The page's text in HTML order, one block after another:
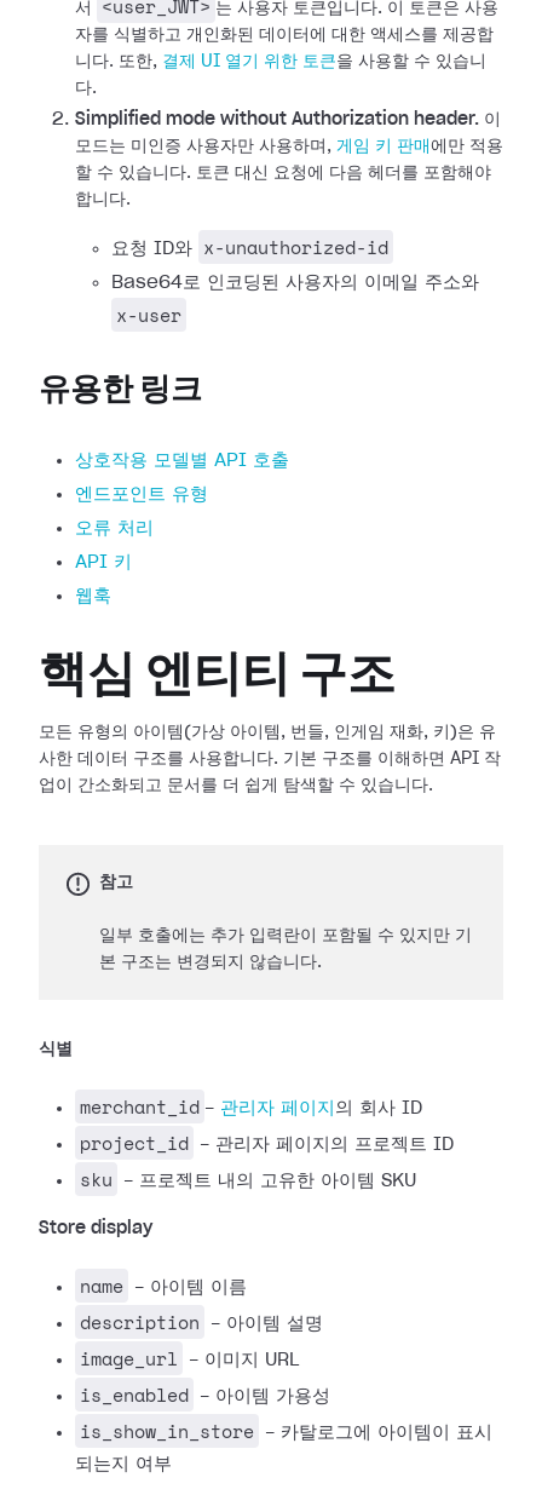
서 <user_JWT> 는 사용자 토큰입니다. 이 토큰은 사용
자를 식별하고 개인화된 데이터에 대한 액세스를 제공합
니다. 또한, 결제 UI 열기 위한 토큰을 사용할 수 있습니
다.
Simplified mode without Authorization header. 이
모드는 미인증 사용자만 사용하며, 게임 키 판매 에만 적용
할 수 있습니다. 토큰 대신 요청에 다음 헤더를 포함해야
합니다.
요청 ID와 x-unauthorized-id
Base64로 인코딩된 사용자의 이메일 주소와
x-user
유용한 링크
상호작용 모델별 API 호출
엔드포인트 유형
오류 처리
API 키
웹훅
핵심 엔티티 구조
모든 유형의 아이템(가상 아이템, 번들, 인게임 재화, 키)은 유
사한 데이터 구조를 사용합니다. 기본 구조를 이해하면 API 작
업이 간소화되고 문서를 더 쉽게 탐색할 수 있습니다.
참고
일부 호출에는 추가 입력란이 포함될 수 있지만 기
본 구조는 변경되지 않습니다.
식별
merchant_id - 관리자 페이지 의 회사 ID
project_id - 관리자 페이지의 프로젝트 ID
sku - 프로젝트 내의 고유한 아이템 SKU
Store display
name - 아이템 이름
description - 아이템 설명
image_url - 이미지 URL
is_enabled - 아이템 가용성
is_show_in_store
- 카탈로그에 아이템이 표시
되는지 여부